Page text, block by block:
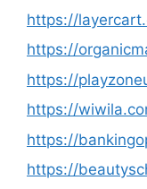
https://
https://
https://
https://
https://
https://